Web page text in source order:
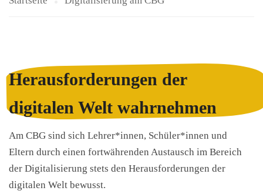
Herausforderungen der
digitalen Welt wahrnehmen
Am CBG sind sich Lehrer*innen, Schüler*innen und
Eltern durch einen fortwährenden Austausch im Bereich
der Digitalisierung stets den Herausforderungen der
digitalen Welt bewusst.